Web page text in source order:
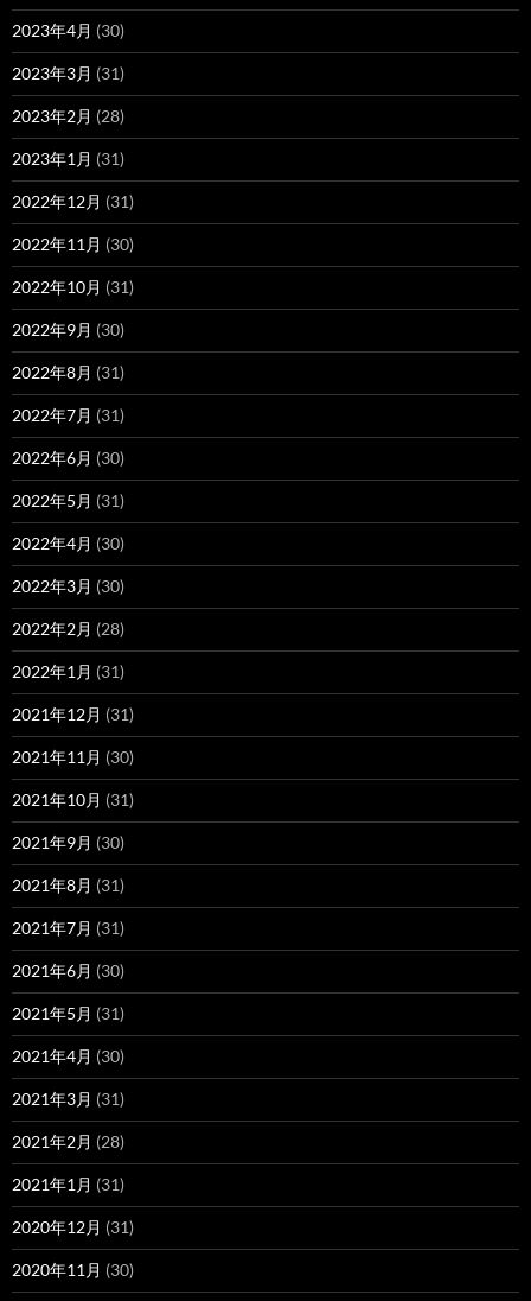
2023年4月 (30)
2023年3月 (31)
2023年2月 (28)
2023年1月 (31)
2022年12月 (31)
2022年11月 (30)
2022年10月 (31)
2022年9月 (30)
2022年8月 (31)
2022年7月 (31)
2022年6月 (30)
2022年5月 (31)
2022年4月 (30)
2022年3月 (30)
2022年2月 (28)
2022年1月 (31)
2021年12月 (31)
2021年11月 (30)
2021年10月 (31)
2021年9月 (30)
2021年8月 (31)
2021年7月 (31)
2021年6月 (30)
2021年5月 (31)
2021年4月 (30)
2021年3月 (31)
2021年2月 (28)
2021年1月 (31)
2020年12月 (31)
2020年11月 (30)